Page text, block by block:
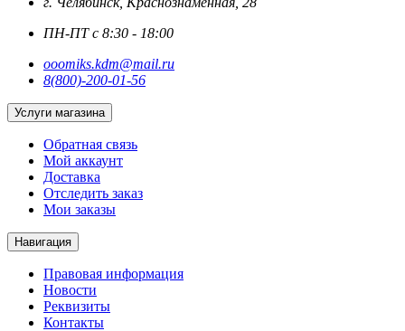
ПН-ПТ с 8:30 - 18:00
ooomiks.kdm@mail.ru
8(800)-200-01-56
Услуги магазина
Обратная связь
Мой аккаунт
Доставка
Отследить заказ
Мои заказы
Навигация
Правовая информация
Новости
Реквизиты
Контакты